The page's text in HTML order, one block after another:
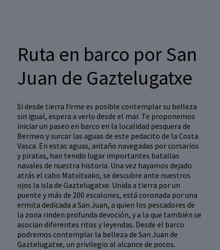
Ruta en barco por San
Juan de Gaztelugatxe
Si desde tierra firme es posible contemplar su belleza
sin igual, espera a verlo desde el mar. Te proponemos
iniciar un paseo en barco en la localidad pesquera de
Bermeo y surcar las aguas de este pedacito de la Costa
Vasca. En estas aguas, antaño navegadas por corsarios
y piratas, han tenido lugar importantes batallas
navales de nuestra historia. Una vez hayamos dejado
atrás el cabo Matxitxako, se descubre ante nuestros
ojos la isla de Gaztelugatxe. Unida a tierra por un
puente y más de 200 escalones, está coronada por una
ermita dedicada a San Juan, a quien los pescadores de
la zona rinden profunda devoción, y a la que también se
asocian diferentes ritos y leyendas. Desde el barco
podremos contemplar la belleza de San Juan de
Gaztelugatxe, un privilegio al alcance de pocos.